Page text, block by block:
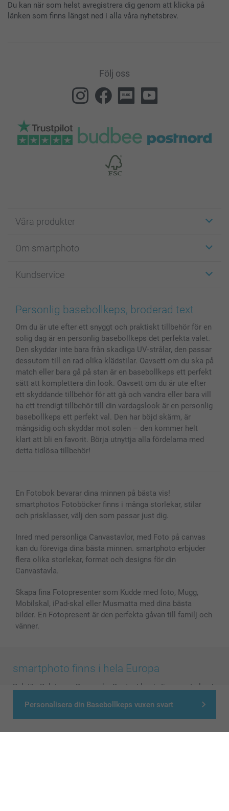
Personalisera din Basebollkeps vuxen svart
Du kan när som helst avregistrera dig genom att klicka på
länken som finns längst ned i alla våra nyhetsbrev.
Följ oss
Våra produkter
Fotokort
Fotoböcker
Bilder, Fotoförstoring & Fotohäften
Skal till Mobil & Surfplatta
MyNameBook
Fotoalmanackor & Fotoagenda
Fotoramar & Tillbehör
Presentkort
Alla fotoprodukter
Om smartphoto
För affiliates
Cookie Policy
Villkor och garantier
Investor Relations
Kundservice
smartgaranti
smartbonus
Priser & betalning
Status på beställningar
Personlig basebollkeps, broderad text
Om du är ute efter ett snyggt och praktiskt tillbehör för en
solig dag är en personlig basebollkeps det perfekta valet.
Den skyddar inte bara från skadliga UV-strålar, den passar
dessutom till en rad olika klädstilar. Oavsett om du ska på
match eller bara gå på stan är en basebollkeps ett perfekt
sätt att komplettera din look. Oavsett om du är ute efter
ett skyddande tillbehör för att gå och vandra eller bara vill
ha ett trendigt tillbehör till din vardagslook är en personlig
basebollkeps ett perfekt val. Den har böjd skärm, är
mångsidig och skyddar mot solen – den kommer helt
klart att bli en favorit. Börja utnyttja alla fördelarna med
detta tidlösa tillbehör!
En Fotobok bevarar dina minnen på bästa vis!
smartphotos Fotoböcker finns i många storlekar, stilar
och prisklasser, välj den som passar just dig.
Inred med personliga Canvastavlor, med Foto på canvas
kan du föreviga dina bästa minnen. smartphoto erbjuder
flera olika storlekar, format och designs för din
Canvastavla.
Skapa fina Fotopresenter som Kudde med foto, Mugg,
Mobilskal, iPad-skal eller Musmatta med dina bästa
bilder. En Fotopresent är den perfekta gåvan till familj och
vänner.
smartphoto finns i hela Europa
België Belgique Danmark Deutschland France
Ireland
Nederland - Norge Österreich Suisse